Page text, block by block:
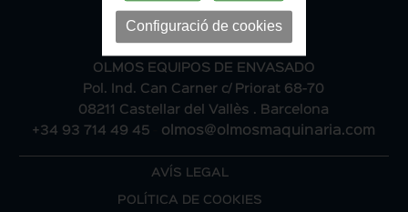
OLMOS EQUIPOS DE ENVASADO
Pol. Ind. Can Carner c/ Priorat 68-70
08211 Castellar del Vallès . Barcelona
+34 93 714 49 45
olmos@olmosmaquinaria.com
AVÍS LEGAL
POLÍTICA DE COOKIES
Configuració de cookies